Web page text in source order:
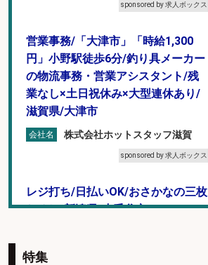
sponsored by 求人ボックス
営業事務/「大津市」「時給1,300
円」小野駅徒歩6分/釣り具メーカー
の物流事務・営業アシスタント/残
業なし×土日祝休み×大型連休あり/
滋賀県/大津市
会社名 株式会社ホットスタッフ滋賀
sponsored by 求人ボックス
レジ打ち/日払いOK/おさかなの三枚
おろし/新潟県/小千谷市
特集